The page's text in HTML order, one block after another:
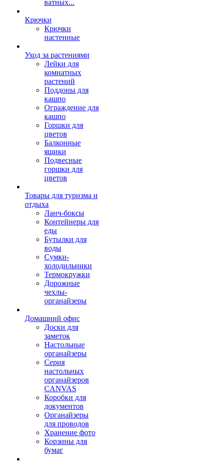
ватных...
Крючки
Крючки
настенные
Уход за растениями
Лейки для
комнатных
растений
Поддоны для
кашпо
Ограждение для
кашпо
Горшки для
цветов
Балконные
ящики
Подвесные
горшки для
цветов
Товары для туризма и
отдыха
Ланч-боксы
Контейнеры для
еды
Бутылки для
воды
Сумки-
холодильники
Термокружки
Дорожные
чехлы-
органайзеры
Домашний офис
Доски для
заметок
Настольные
органайзеры
Серия
настольных
органайзеров
CANVAS
Коробки для
документов
Органайзеры
для проводов
Хранение фото
Корзины для
бумаг